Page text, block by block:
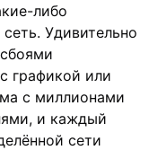
либо
Удивительно
графикой или
с миллионами
и каждый
сети